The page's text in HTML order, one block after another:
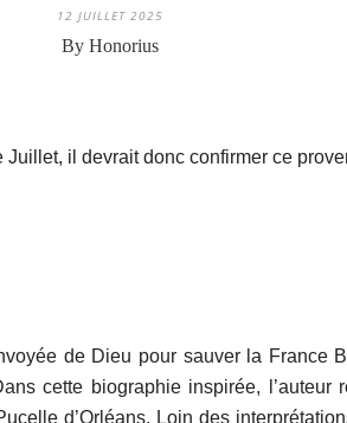
12 JUILLET 2025
By Honorius
il devrait donc confirmer ce
de Dieu pour sauver la France
cette biographie inspirée, l’auteur
d’Orléans. Loin des